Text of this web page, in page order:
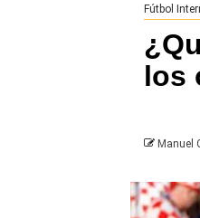
Fútbol
los
Manuel